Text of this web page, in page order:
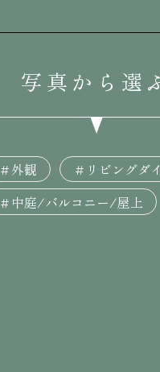
写真から選
＃外観 ＃リビングダ
＃中庭/バルコニー/屋上